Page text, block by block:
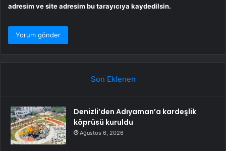
adresim ve site adresim bu tarayıcıya kaydedilsin.
Son Eklenen
Denizli’den Adıyaman’a kardeşlik
köprüsü kuruldu
Ağustos 6, 2026